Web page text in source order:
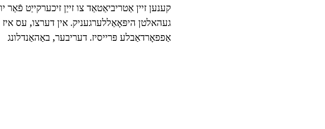
קענען זיין אַטריביאַטאַד צו זייַן זיכערקייַט פֿאַר
געהאלטן היפּאָאַללערגעניק. אין דערצו, עס
אַפפאָרדאַבלע פּרייסיז. דעריבער, באַהאַנדלונג